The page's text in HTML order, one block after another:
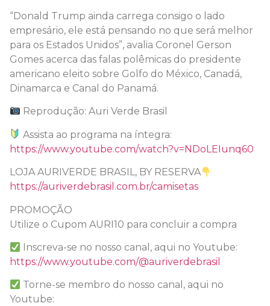
“Donald Trump ainda carrega consigo o lado
empresário, ele está pensando no que será melhor
para os Estados Unidos”, avalia Coronel Gerson
Gomes acerca das falas polêmicas do presidente
americano eleito sobre Golfo do México, Canadá,
Dinamarca e Canal do Panamá.
Reprodução: Auri Verde Brasil
Assista ao programa na íntegra:
https://www.youtube.com/watch?v=NDoLEIunq60
LOJA AURIVERDE BRASIL, BY RESERVA
https://auriverdebrasil.com.br/camisetas
PROMOÇÃO
Utilize o Cupom AURI10 para concluir a compra
Inscreva-se no nosso canal, aqui no Youtube:
https://www.youtube.com/@auriverdebrasil
Torne-se membro do nosso canal, aqui no
Youtube: